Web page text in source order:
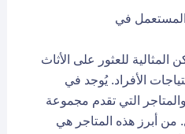
المستعمل في
المثالية للعثور على الأثاث
الأفراد. يُوجد في
التي تقدم مجموعة
من أبرز هذه المتاجر هي